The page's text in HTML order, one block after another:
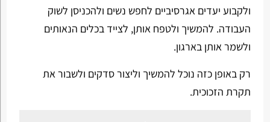
ולקבוע יעדים אגרסיביים לחפש נשים ולהכניסן לשוק
העבודה. להמשיך ולטפח אותן, לצייד בכלים הנאותים
ולשמר אותן בארגון.
רק באופן כזה נוכל להמשיך וליצור סדקים ולשבור את
תקרת הזכוכית.